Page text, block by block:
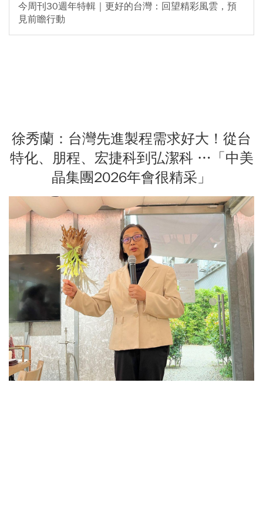
今周刊30週年特輯｜更好的台灣：回望精彩風雲，預
見前瞻行動
徐秀蘭：台灣先進製程需求好大！從台
特化、朋程、宏捷科到弘潔科 …「中美
晶集團2026年會很精采」